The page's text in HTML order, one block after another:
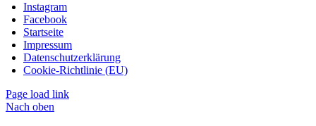
Instagram
Facebook
Startseite
Impressum
Datenschutzerklärung
Cookie-Richtlinie (EU)
Page load link
Nach oben